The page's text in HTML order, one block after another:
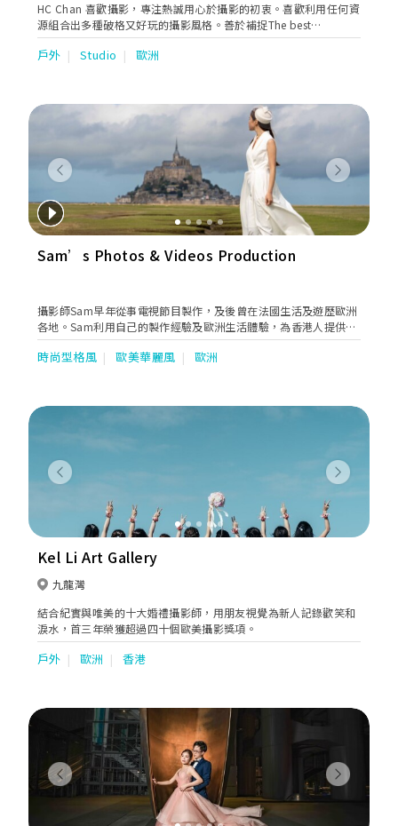
HC Chan 喜歡攝影，專注熱誠用心於攝影的初衷。喜歡利用任何資
源組合出多種破格又好玩的攝影風格。善於補捉The best
moment，為每位客人留住難忘最珍貴的一𣊬間。透過攝影把真實
和美感和諧地展現出來，希望透過照片表現出當中的故事及意義。
影，婚紗租賃，過大禮，婚禮攝錄等等相關服務。
戶外 Studio 歐洲
Previous Next
Sam’s Photos & Videos Production
攝影師Sam早年從事電視節目製作，​​及後曾在法國生活及遊歷歐洲
各地。Sam利用自己的製作經驗及歐洲生活體驗，為香港人提供地
道的歐洲婚紗攝影服務及價錢合理的婚禮拍攝服務。Sam的拍攝方
案都是他自己拍攝，保證不外判學生攝影師和全份JPG檔案交貨。
時尚型格風 歐美華麗風 歐洲
Previous Next
Kel Li Art Gallery
九龍灣
結合紀實與唯美的十大婚禮攝影師，用朋友視覺為新人記錄歡笑和
淚水，首三年榮獲超過四十個歐美攝影獎項。
戶外 歐洲 香港
Previous Next